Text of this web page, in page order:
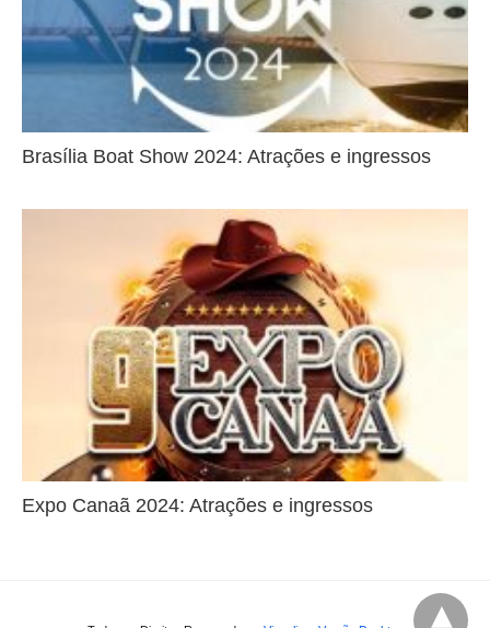
Brasília Boat Show 2024: Atrações e ingressos
Expo Canaã 2024: Atrações e ingressos